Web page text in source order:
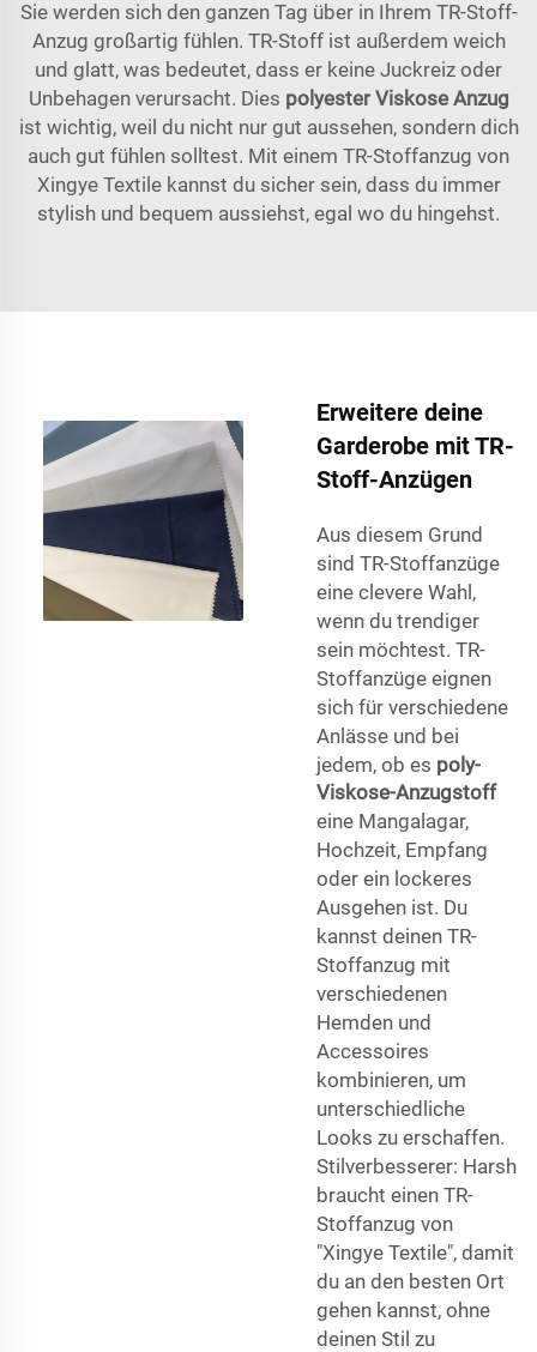
Sie werden sich den ganzen Tag über in Ihrem TR-Stoff-
Anzug großartig fühlen. TR-Stoff ist außerdem weich
und glatt, was bedeutet, dass er keine Juckreiz oder
Unbehagen verursacht. Dies polyester Viskose Anzug
ist wichtig, weil du nicht nur gut aussehen, sondern dich
auch gut fühlen solltest. Mit einem TR-Stoffanzug von
Xingye Textile kannst du sicher sein, dass du immer
stylish und bequem aussiehst, egal wo du hingehst.
Erweitere deine
Garderobe mit TR-
Stoff-Anzügen
Aus diesem Grund
sind TR-Stoffanzüge
eine clevere Wahl,
wenn du trendiger
sein möchtest. TR-
Stoffanzüge eignen
sich für verschiedene
Anlässe und bei
jedem, ob es poly-
Viskose-Anzugstoff
eine Mangalagar,
Hochzeit, Empfang
oder ein lockeres
Ausgehen ist. Du
kannst deinen TR-
Stoffanzug mit
verschiedenen
Hemden und
Accessoires
kombinieren, um
unterschiedliche
Looks zu erschaffen.
Stilverbesserer: Harsh
braucht einen TR-
Stoffanzug von
"Xingye Textile", damit
du an den besten Ort
gehen kannst, ohne
deinen Stil zu